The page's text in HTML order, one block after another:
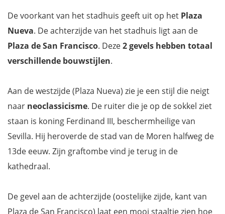
De voorkant van het stadhuis geeft uit op het Plaza
Nueva. De achterzijde van het stadhuis ligt aan de
Plaza de San Francisco. Deze2 gevels hebben totaal
verschillende bouwstijlen.
Aan de westzijde (Plaza Nueva) zie je een stijl die neigt
naar neoclassicisme. De ruiter die je op de sokkel ziet
staan is koning Ferdinand III, beschermheilige van
Sevilla. Hij heroverde de stad van de Moren halfweg de
13de eeuw. Zijn graftombe vind je terug in de
kathedraal.
De gevel aan de achterzijde (oostelijke zijde, kant van
Plaza de San Francisco) laat een mooi staaltje zien hoe